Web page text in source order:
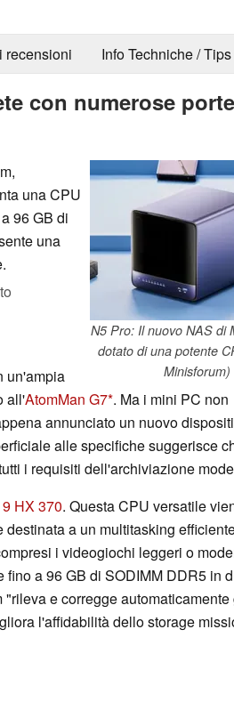
recensioni Info Techniche / Tips
con numerose
N5 Pro: Il nuovo NAS di
dotato di una potente
Minisforum)
una CPU
96 GB di
una
un'ampia
all'AtomMan G7 . Ma i mini PC non
annunciato un nuovo
alle specifiche suggerisce
i requisiti dell'archiviazione
HX 370. Questa CPU versatile
a un multitasking
i videogiochi leggeri o
a 96 GB di SODIMM DDR5 in
e corregge automaticamente
l'affidabilità dello storage